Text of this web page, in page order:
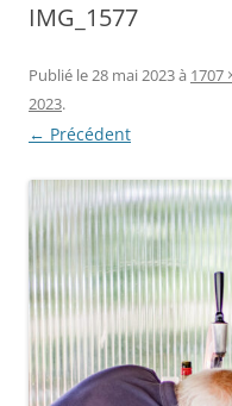
IMG_1577
Publié le28 mai 2023à 1707
2023.
← Précédent